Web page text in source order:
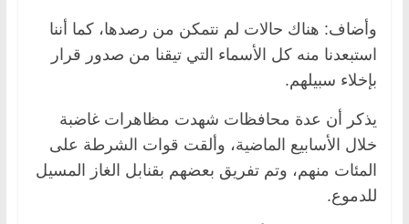
وأضاف: هناك حالات لم نتمكن من رصدها، كما أننا
استبعدنا منه كل الأسماء التي تيقنا من صدور قرار
بإخلاء سبيلهم.
يذكر أن عدة محافظات شهدت مظاهرات غاضبة
خلال الأسابيع الماضية، وألقت قوات الشرطة على
المئات منهم، وتم تفريق بعضهم بقنابل الغاز المسيل
للدموع.